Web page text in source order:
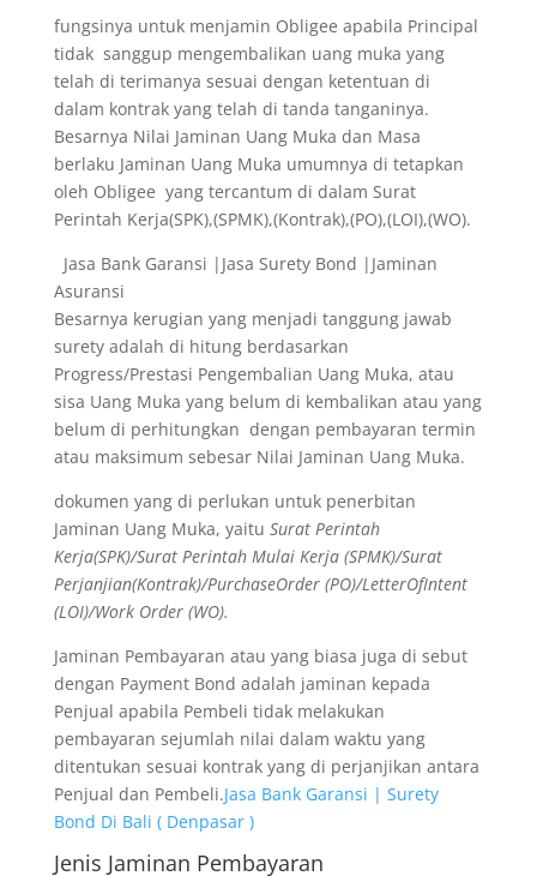
fungsinya untuk menjamin Obligee apabila Principal
tidak sanggup mengembalikan uang muka yang
telah di terimanya sesuai dengan ketentuan di
dalam kontrak yang telah di tanda tanganinya.
Besarnya Nilai Jaminan Uang Muka dan Masa
berlaku Jaminan Uang Muka umumnya di tetapkan
oleh Obligee yang tercantum di dalam Surat
Perintah Kerja(SPK),(SPMK),(Kontrak),(PO),(LOI),(WO).
Jasa Bank Garansi |Jasa Surety Bond |Jaminan
Asuransi
Besarnya kerugian yang menjadi tanggung jawab
surety adalah di hitung berdasarkan
Progress/Prestasi Pengembalian Uang Muka, atau
sisa Uang Muka yang belum di kembalikan atau yang
belum di perhitungkan dengan pembayaran termin
atau maksimum sebesar Nilai Jaminan Uang Muka.
dokumen yang di perlukan untuk penerbitan
Jaminan Uang Muka, yaitu Surat Perintah
Kerja(SPK)/Surat Perintah Mulai Kerja (SPMK)/Surat
Perjanjian(Kontrak)/PurchaseOrder (PO)/LetterOfIntent
(LOI)/Work Order (WO).
Jaminan Pembayaran atau yang biasa juga di sebut
dengan Payment Bond adalah jaminan kepada
Penjual apabila Pembeli tidak melakukan
pembayaran sejumlah nilai dalam waktu yang
ditentukan sesuai kontrak yang di perjanjikan antara
Penjual dan Pembeli.Jasa Bank Garansi | Surety
Bond Di Bali ( Denpasar )
Jenis Jaminan Pembayaran